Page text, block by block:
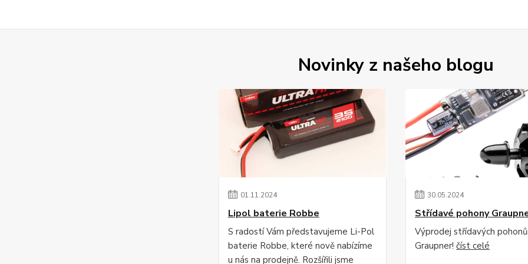
Novinky z našeho blogu
01.11.2024
Lipol baterie Robbe
S radostí Vám představujeme Li-Pol
baterie Robbe, které nově nabízíme
u nás na prodejně. Rozšířili jsme
30.05.2024
Střídavé pohony
Výprodej střídavých pohonů
Graupner! číst celé